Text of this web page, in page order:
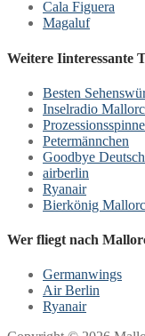
Cala Figuera
Magaluf
Weitere Iinteressante
Besten
Inselradio
Petermännchen
Goodbye
airberlin
Ryanair
Bierkönig
Wer fliegt nach
Germanwings
Air Berlin
Ryanair